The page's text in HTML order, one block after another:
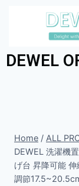
DEWEL
Home / ALL
DEWEL 洗濯機
げ台 昇降可能
調節